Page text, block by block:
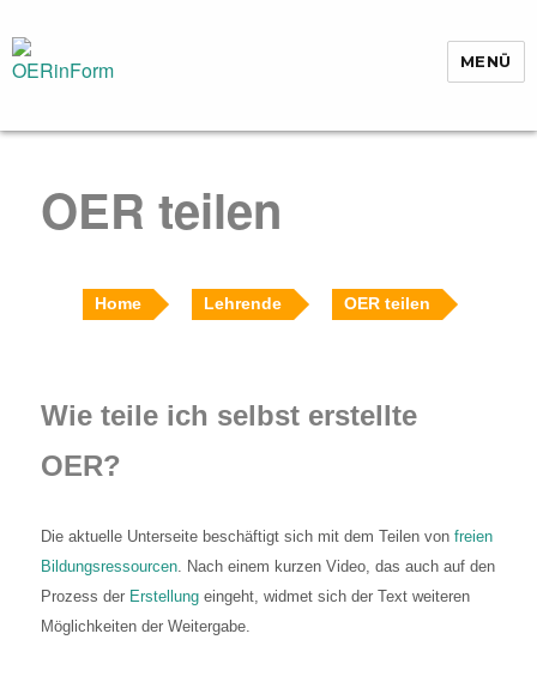
MENÜ
OER teilen
Home Lehrende OER teilen
Wie teile ich selbst erstellte
OER?
Die aktuelle Unterseite beschäftigt sich mit dem Teilen vonfreien
Bildungsressourcen. Nach einem kurzen Video, das auch auf den
Prozess der Erstellung eingeht, widmet sich der Text weiteren
Möglichkeiten der Weitergabe.